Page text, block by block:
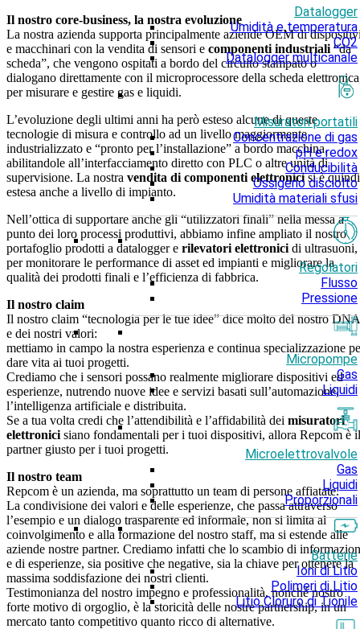
Datalogger
Umidità e temperatura
CO2
Datalogger multicanale
Misuratori portatili
Concentrazione di gas
pH e redox
Conducibilità
Ossigeno disciolto
Umidità materiali sfusi
Regolatori
Flusso
Pressione
Micropompe
Gas
Liquidi
Microelettrovalvole
Gas
Liquidi
Proporzionali
Batterie
Ioni di Litio
Polimeri di Litio
Litio Cloruro di Tionile
Il nostro core-business, la nostra evoluzione
La nostra azienda supporta principalmente aziende OEM di
e macchinari con la vendita di sensori e componenti industriali “da
scheda”, che vengono ospitati a bordo del circuito stampato o
dialogano direttamente con il microprocessore della scheda
per misurare e gestire gas e liquidi.
L’evoluzione degli ultimi anni ha però esteso alcune di queste
tecnologie di misura e controllo ad un livello maggiormente
industrializzato e “pronto per l’installazione” a bordo macchina,
abilitandole all’interfacciamento diretto con PLC o altre unità di
supervisione. La nostra vendita di componenti elettronicisi è quindi
estesa anche a livello di impianto.
Nell’ottica di supportare anche gli “utilizzatori finali” nella messa a
punto dei loro processi produttivi, abbiamo infine ampliato il nostro
portafoglio prodotti a datalogger e rilevatori elettronici di ultrasuoni,
per monitorare le performance di asset ed impianti e migliorare la
qualità dei prodotti finali e l’efficienza di fabbrica.
Il nostro claim
Il nostro claim “tecnologia per le tue idee” dice molto del nostro DNA
e dei nostri valori:
mettiamo in campo la nostra esperienza e continua specializzazione
dare vita ai tuoi progetti.
Crediamo che i sensori possano realmente migliorare dispositivi ed
esperienze, nutrendo nuove idee e servizi basati sull’automazione,
l’intelligenza artificiale e distribuita.
Se a tua volta credi che l’attendibilità e l’affidabilità dei misuratori
elettronici siano fondamentali per i tuoi dispositivi, allora Repcom è il
partner giusto per i tuoi progetti.
Il nostro team
Repcom è un azienda, ma soprattutto un team di persone affiatate.
La condivisione dei valori e delle esperienze, che passa attraverso
l’esempio e un dialogo trasparente ed informale, non si limita al
coinvolgimento e alla formazione del nostro staff, ma si estende alle
aziende nostre partner. Crediamo infatti che lo scambio di
e di esperienze, sia positive che negative, sia la chiave per ottenere la
massima soddisfazione dei nostri clienti.
Testimonianza del nostro impegno e professionalità, nonché nostro
forte motivo di orgoglio, è la storicità delle nostre partnership, in un
mercato tanto competitivo quanto ricco di alternative.